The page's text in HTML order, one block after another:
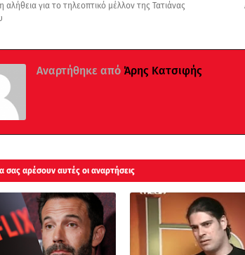
αλήθεια για το τηλεοπτικό μέλλον της Τατιάνας
Αναρτήθηκε από Άρης Κατσιφής
σας αρέσουν αυτές οι αναρτήσεις